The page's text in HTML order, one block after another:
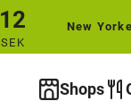
12
SEK
New
Shops